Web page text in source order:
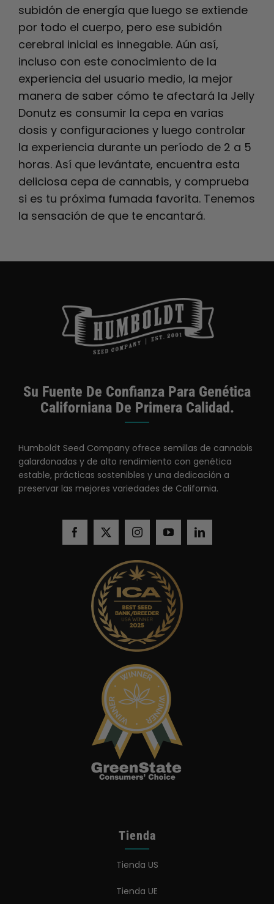
subidón de energía que luego se extiende
por todo el cuerpo, pero ese subidón
cerebral inicial es innegable. Aún así,
incluso con este conocimiento de la
experiencia del usuario medio, la mejor
manera de saber cómo te afectará la Jelly
Donutz es consumir la cepa en varias
dosis y configuraciones y luego controlar
la experiencia durante un período de 2 a 5
horas. Así que levántate, encuentra esta
deliciosa cepa de cannabis, y comprueba
si es tu próxima fumada favorita. Tenemos
la sensación de que te encantará.
Su Fuente De Confianza Para Genética
Californiana De Primera Calidad.
Humboldt Seed Company ofrece semillas de cannabis
galardonadas y de alto rendimiento con genética
estable, prácticas sostenibles y una dedicación a
preservar las mejores variedades de California.
Tienda
Tienda US
Tienda UE